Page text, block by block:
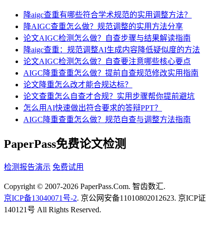
降aigc查重有哪些符合学术规范的实用调整方法？
降AIGC查重怎么做？规范调整的实用方法分享
论文AIGC检测怎么做？自查步骤与结果解读指南
降aigc查重：规范调整AI生成内容降低疑似度的方法
论文AIGC检测怎么做？自查要注意哪些核心要点
AIGC降重查重怎么做？提前自查规范修改实用指南
论文降重怎么改才能合规达标？
论文查重怎么自查才合规？实用步骤帮你提前避坑
怎么用AI快速做出符合要求的答辩PPT？
AIGC降重查重怎么做？规范自查与调整方法指南
PaperPass免费论文检测
检测报告演示 免费试用
Copyright © 2007-2026 PaperPass.Com. 智齿数汇.
京ICP备13040071号-2. 京公网安备11010802012623. 京ICP证
140121号 All Rights Reserved.